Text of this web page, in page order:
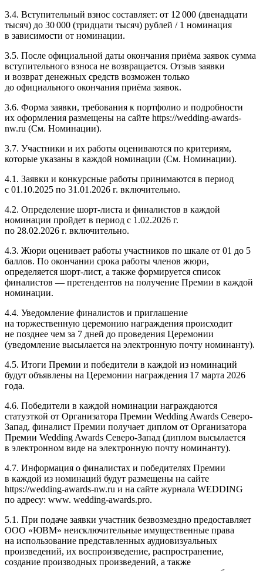
3.4. Вступительный взнос составляет: от 12 000 (двенадцати
тысяч) до 30 000 (тридцати тысяч) рублей / 1 номинация
в зависимости от номинации.
3.5. После официальной даты окончания приёма заявок сумма
вступительного взноса не возвращается. Отзыв заявки
и возврат денежных средств возможен только
до официального окончания приёма заявок.
3.6. Форма заявки, требования к портфолио и подробности
их оформления размещены на сайте https://wedding-awards-
nw.ru (См. Номинации).
3.7. Участники и их работы оцениваются по критериям,
которые указаны в каждой номинации (См. Номинации).
4.1. Заявки и конкурсные работы принимаются в период
с 01.10.2025 по 31.01.2026 г. включительно.
4.2. Определение шорт-листа и финалистов в каждой
номинации пройдет в период с 1.02.2026 г.
по 28.02.2026 г. включительно.
4.3. Жюри оценивает работы участников по шкале от 01 до 5
баллов. По окончании срока работы членов жюри,
определяется шорт-лист, а также формируется список
финалистов — претендентов на получение Премии в каждой
номинации.
4.4. Уведомление финалистов и приглашение
на торжественную церемонию награждения происходит
не позднее чем за 7 дней до проведения Церемонии
(уведомление высылается на электронную почту номинанту).
4.5. Итоги Премии и победители в каждой из номинаций
будут объявлены на Церемонии награждения 17 марта 2026
года.
4.6. Победители в каждой номинации награждаются
статуэткой от Организатора Премии Wedding Awards Северо-
Запад, финалист Премии получает диплом от Организатора
Премии Wedding Awards Северо-Запад (диплом высылается
в электронном виде на электронную почту номинанту).
4.7. Информация о финалистах и победителях Премии
в каждой из номинаций будут размещены на сайте
https://wedding-awards-nw.ru и на сайте журнала WEDDING
по адресу: www. wedding-awards.pro.
5.1. При подаче заявки участник безвозмездно предоставляет
ООО «ЮВМ» неисключительные имущественные права
на использование представленных аудиовизуальных
произведений, их воспроизведение, распространение,
создание производных произведений, а также